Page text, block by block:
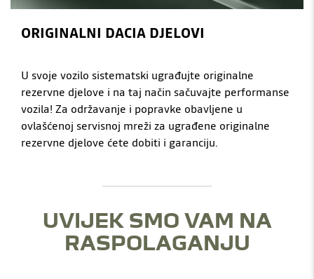
ORIGINALNI DACIA DJELOVI
U svoje vozilo sistematski ugrađujte originalne
rezervne djelove i na taj način sačuvajte performanse
vozila! Za održavanje i popravke obavljene u
ovlašćenoj servisnoj mreži za ugrađene originalne
rezervne djelove ćete dobiti i garanciju.
UVIJEK SMO VAM NA
RASPOLAGANJU